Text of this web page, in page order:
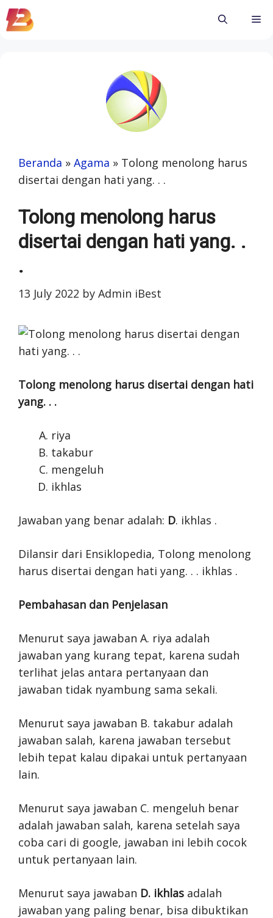
Skip
to
Beranda » Agama » Tolong menolong harus
disertai dengan hati yang. . .
Tolong menolong harus
disertai dengan hati yang. .
.
13 July 2022 by Admin iBest
Tolong menolong harus disertai dengan hati
yang. . .
riya
takabur
mengeluh
ikhlas
Jawaban yang benar adalah: D. ikhlas .
Dilansir dari Ensiklopedia, Tolong menolong
harus disertai dengan hati yang. . . ikhlas .
Pembahasan dan Penjelasan
Menurut saya jawaban A. riya adalah
jawaban yang kurang tepat, karena sudah
terlihat jelas antara pertanyaan dan
jawaban tidak nyambung sama sekali.
Menurut saya jawaban B. takabur adalah
jawaban salah, karena jawaban tersebut
lebih tepat kalau dipakai untuk pertanyaan
lain.
Menurut saya jawaban C. mengeluh benar
adalah jawaban salah, karena setelah saya
coba cari di google, jawaban ini lebih cocok
untuk pertanyaan lain.
Menurut saya jawaban D. ikhlas adalah
jawaban yang paling benar, bisa dibuktikan